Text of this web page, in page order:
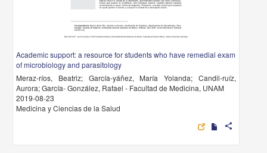
Academic support: a resource for students who have remedial exam
of microbiology and parasitology
Meraz-ríos, Beatriz; García-yáñez, María Yolanda; Candil-ruíz,
Aurora; García- González, Rafael - Facultad de Medicina, UNAM
2019-08-23
Medicina y Ciencias de la Salud
share